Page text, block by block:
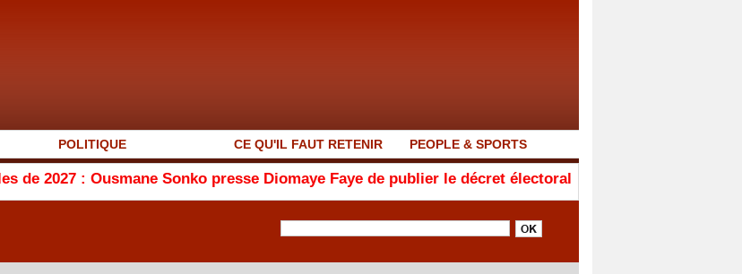
POLITIQUE CE QU'IL FAUT RETENIR PEOPLE & SPORTS
Sonko presse Diomaye Faye de publier le décret électoral Ligue 1 : la Linguère de Saint-